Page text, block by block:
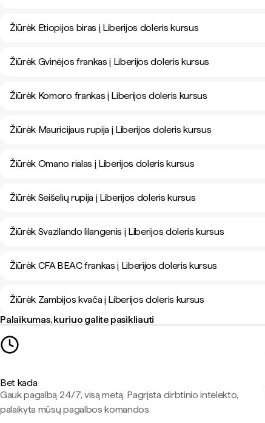
Žiūrėk Etiopijos biras į Liberijos doleris kursus
Žiūrėk Gvinėjos frankas į Liberijos doleris kursus
Žiūrėk Komoro frankas į Liberijos doleris kursus
Žiūrėk Mauricijaus rupija į Liberijos doleris kursus
Žiūrėk Omano rialas į Liberijos doleris kursus
Žiūrėk Seišelių rupija į Liberijos doleris kursus
Žiūrėk Svazilando lilangenis į Liberijos doleris kursus
Žiūrėk CFA BEAC frankas į Liberijos doleris kursus
Žiūrėk Zambijos kvača į Liberijos doleris kursus
Palaikumas, kuriuo galite pasikliauti
Bet kada
Gauk pagalbą 24/7, visą metą. Pagrįsta dirbtinio intelekto,
palaikyta mūsų pagalbos komandos.